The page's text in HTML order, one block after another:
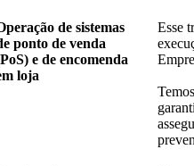
de sistemas
ponto de venda
e de encomenda
loja
Esse